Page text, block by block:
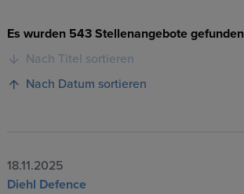
Es wurden 543 Stellenangebote gefunden
Nach Titel sortieren
Nach Datum sortieren
18.11.2025
Diehl Defence